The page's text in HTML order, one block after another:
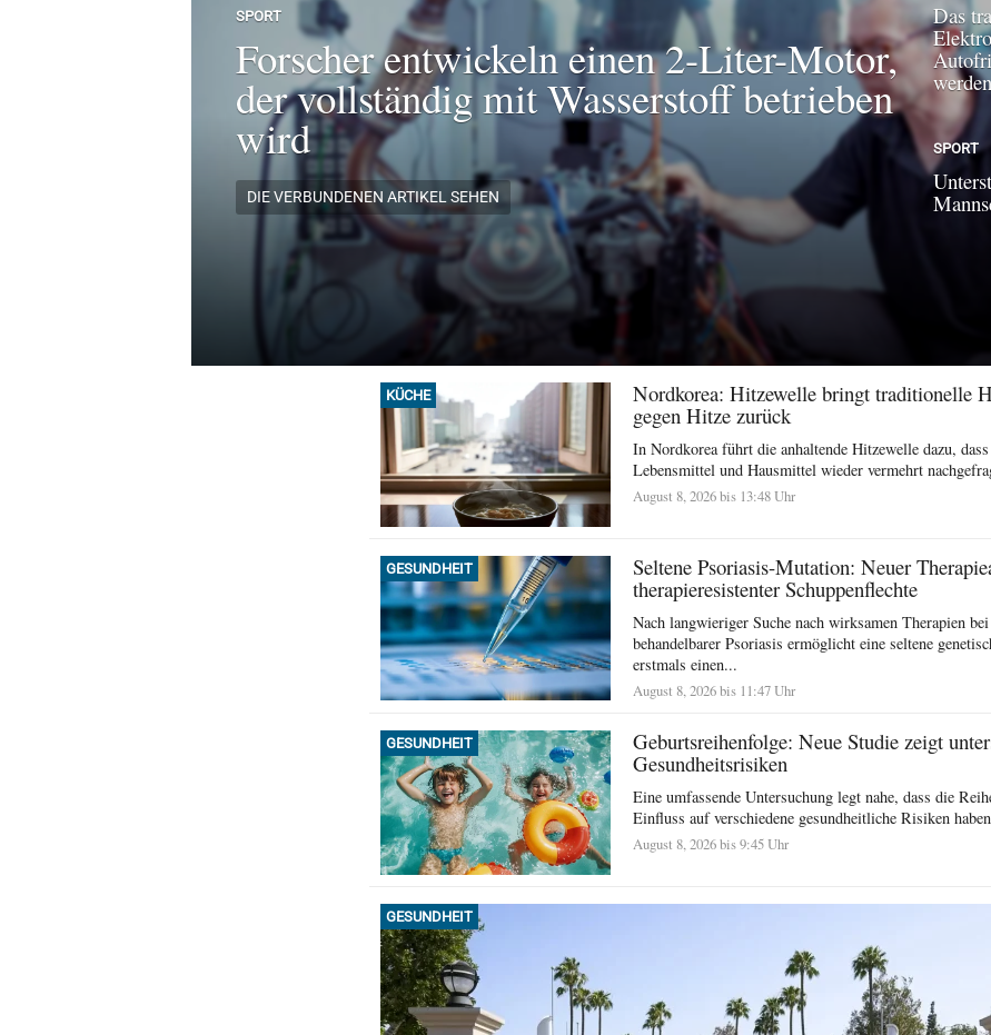
SPORT
Forscher entwickeln einen 2-Liter-Motor,
der vollständig mit Wasserstoff betrieben
wird
DIE VERBUNDENEN ARTIKEL SEHEN
Das
werden
SPORT
KÜCHE
Nordkorea: Hitzewelle bringt traditionelle
gegen Hitze zurück
In Nordkorea führt die anhaltende Hitzewelle dazu,
Lebensmittel und Hausmittel wieder vermehrt
August 8, 2026 bis 13:48 Uhr
GESUNDHEIT
Seltene Psoriasis-Mutation: Neuer
therapieresistenter Schuppenflechte
Nach langwieriger Suche nach wirksamen Therapien
behandelbarer Psoriasis ermöglicht eine seltene
erstmals einen...
August 8, 2026 bis 11:47 Uhr
GESUNDHEIT
Geburtsreihenfolge: Neue Studie zeigt
Gesundheitsrisiken
Eine umfassende Untersuchung legt nahe, dass die
Einfluss auf verschiedene gesundheitliche Risiken
August 8, 2026 bis 9:45 Uhr
GESUNDHEIT